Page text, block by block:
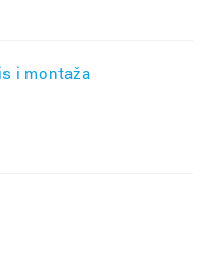
i montaža